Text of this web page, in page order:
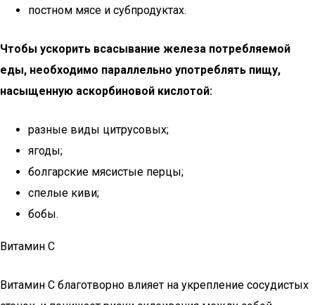
постном мясе и субпродуктах.
Чтобы ускорить всасывание железа потребляемой
еды, необходимо параллельно употреблять пищу,
насыщенную аскорбиновой кислотой:
разные виды цитрусовых;
ягоды;
болгарские мясистые перцы;
спелые киви;
бобы.
Витамин С
Витамин С благотворно влияет на укрепление сосудистых